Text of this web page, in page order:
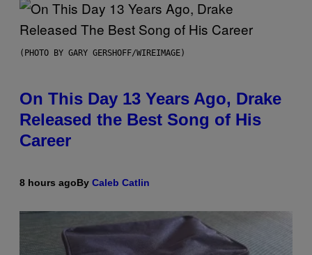
(PHOTO BY GARY GERSHOFF/WIREIMAGE)
On This Day 13 Years Ago, Drake
Released the Best Song of His
Career
8 hours agoBy Caleb Catlin